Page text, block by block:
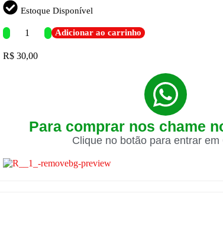
Estoque Disponível
Adicionar ao carrinho
R$ 30,00
Para comprar nos chame
Clique no botão para entrar em